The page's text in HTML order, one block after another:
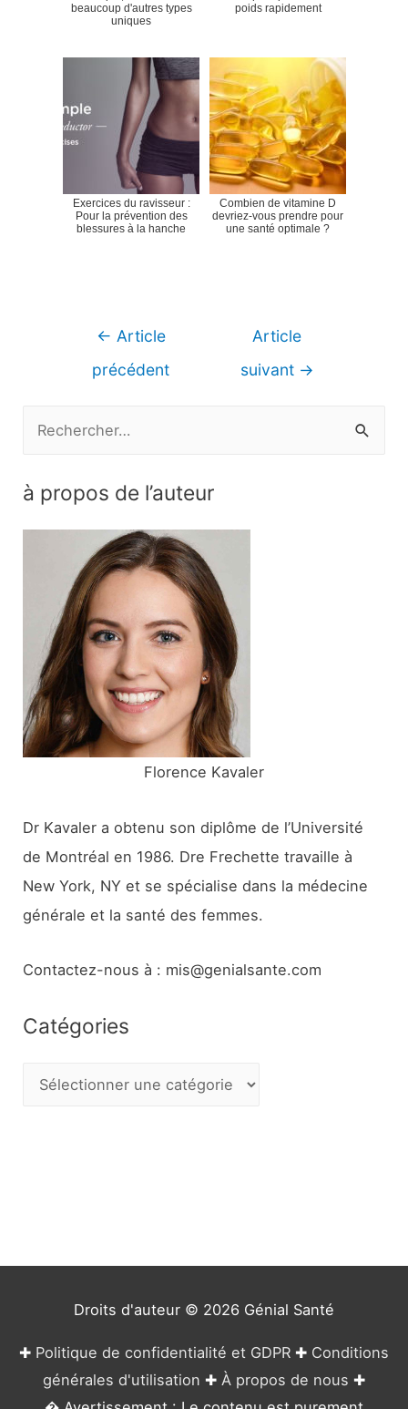
beaucoup d'autres types
uniques
poids rapidement
Exercices du ravisseur :
Pour la prévention des
blessures à la hanche
Combien de vitamine D
devriez-vous prendre pour
une santé optimale ?
Navigation
← Article
précédent
Article
suivant →
h
:
à propos de l’auteur
Florence Kavaler
Dr Kavaler a obtenu son diplôme de l’Université
de Montréal en 1986. Dre Frechette travaille à
New York, NY et se spécialise dans la médecine
générale et la santé des femmes.
Contactez-nous à : mis@genialsante.com
Catégories
Droits d'auteur © 2026 Génial Santé
✚ Politique de confidentialité et GDPR ✚ Conditions
générales d'utilisation ✚ À propos de nous ✚